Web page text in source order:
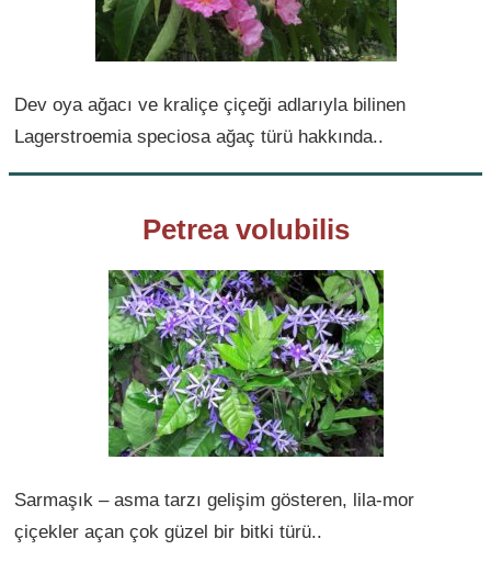
Dev oya ağacı ve kraliçe çiçeği adlarıyla bilinen
Lagerstroemia speciosa ağaç türü hakkında..
Petrea volubilis
Sarmaşık – asma tarzı gelişim gösteren, lila-mor
çiçekler açan çok güzel bir bitki türü..